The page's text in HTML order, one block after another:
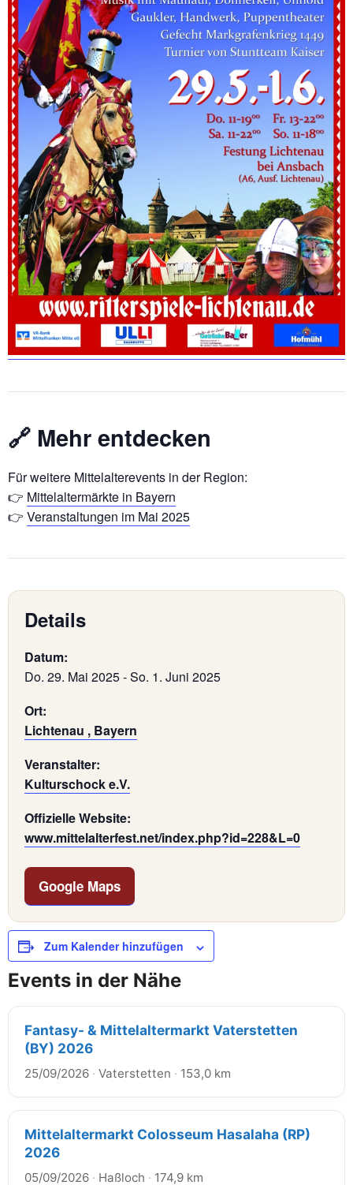
🔗 Mehr entdecken
Für weitere Mittelalterevents in der Region:
👉 Mittelaltermärkte in Bayern
👉 Veranstaltungen im Mai 2025
Details
Datum:
Do. 29. Mai 2025-So. 1. Juni 2025
Ort:
Lichtenau , Bayern
Veranstalter:
Kulturschock e.V.
Offizielle Website:
www.mittelalterfest.net/index.php?id=228&L=0
Google Maps
Zum Kalender hinzufügen
Events in der Nähe
Fantasy- & Mittelaltermarkt Vaterstetten
(BY) 2026
25/09/2026 · Vaterstetten · 153,0 km
Mittelaltermarkt Colosseum Hasalaha (RP)
2026
05/09/2026 · Haßloch · 174,9 km